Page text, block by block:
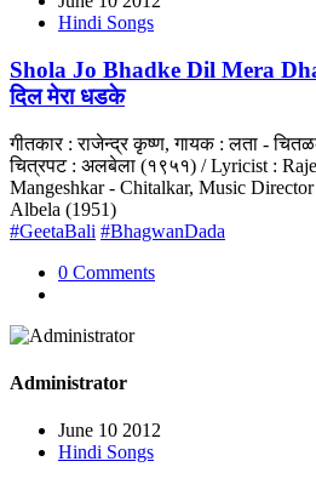
Hindi Songs
Shola Jo Bhadke Dil Mera
दिल मेरा धडके
गीतकार : राजेन्द्र कृष्ण, गायक : लता -
चित्रपट : अलबेला (१९५१) / Lyricist :
Mangeshkar - Chitalkar, Music
Albela (1951)
#GeetaBali #BhagwanDada
0 Comments
Administrator
June 10 2012
Hindi Songs